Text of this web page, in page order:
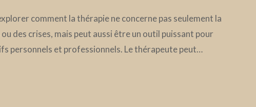
comment la thérapie ne concerne pas seulement la
des crises, mais peut aussi être un outil puissant pour
personnels et professionnels. Le thérapeute peut…